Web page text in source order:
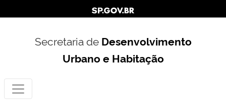
Secretaria de Desenvolvimento
Urbano e Habitação